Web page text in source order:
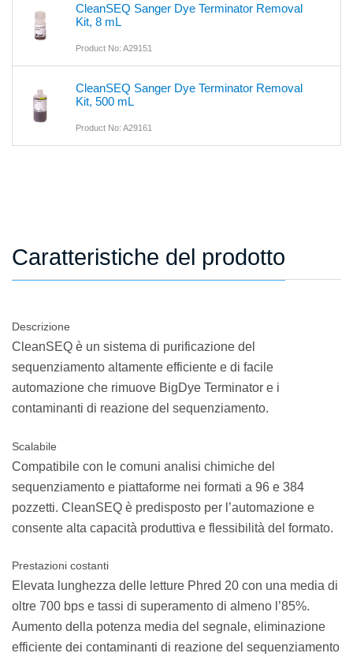
CleanSEQ Sanger Dye Terminator Removal
Kit, 8 mL
Product No: A29151
CleanSEQ Sanger Dye Terminator Removal
Kit, 500 mL
Product No: A29161
Caratteristiche del prodotto
Descrizione
CleanSEQ è un sistema di purificazione del
sequenziamento altamente efficiente e di facile
automazione che rimuove BigDye Terminator e i
contaminanti di reazione del sequenziamento.
Scalabile
Compatibile con le comuni analisi chimiche del
sequenziamento e piattaforme nei formati a 96 e 384
pozzetti. CleanSEQ è predisposto per l’automazione e
consente alta capacità produttiva e flessibilità del formato.
Prestazioni costanti
Elevata lunghezza delle letture Phred 20 con una media di
oltre 700 bps e tassi di superamento di almeno l’85%.
Aumento della potenza media del segnale, eliminazione
efficiente dei contaminanti di reazione del sequenziamento